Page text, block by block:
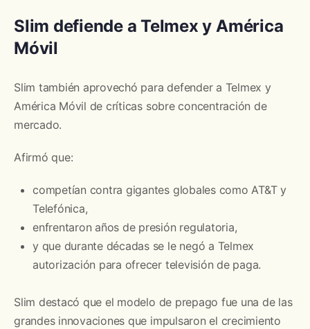
Slim defiende a Telmex y América
Móvil
Slim también aprovechó para defender a Telmex y
América Móvil de críticas sobre concentración de
mercado.
Afirmó que:
competían contra gigantes globales como AT&T y
Telefónica,
enfrentaron años de presión regulatoria,
y que durante décadas se le negó a Telmex
autorización para ofrecer televisión de paga.
Slim destacó que el modelo de prepago fue una de las
grandes innovaciones que impulsaron el crecimiento